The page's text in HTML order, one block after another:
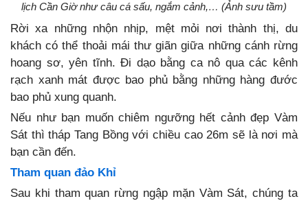
lịch Cần Giờ như câu cá sấu, ngắm cảnh,… (Ảnh sưu tầm)
Rời xa những nhộn nhịp, mệt mỏi nơi thành thị, du
khách có thể thoải mái thư giãn giữa những cánh rừng
hoang sơ, yên tĩnh. Đi dạo bằng ca nô qua các kênh
rạch xanh mát được bao phủ bằng những hàng đước
bao phủ xung quanh.
Nếu như bạn muốn chiêm ngưỡng hết cảnh đẹp Vàm
Sát thì tháp Tang Bồng với chiều cao 26m sẽ là nơi mà
bạn cần đến.
Tham quan đảo Khỉ
Sau khi tham quan rừng ngập mặn Vàm Sát, chúng ta